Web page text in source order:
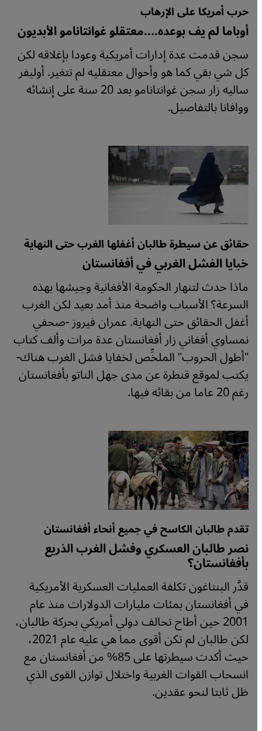
حرب أمريكا على الإرهاب
أوباما لم يف بوعده....معتقلو غوانتانامو الأبديون
سجن قدمت عدة إدارات أمريكية وعودا بإغلاقه لكن
كل شي بقي كما هو وأحوال معتقليه لم تتغير. أوليفر
ساليه زار سجن غوانتانامو بعد 20 سنة على إنشائه
ووافانا بالتفاصيل.
حقائق عن سيطرة طالبان أغفلها الغرب حتى النهاية
خبايا الفشل الغربي في أفغانستان
ماذا حدث لتنهار الحكومة الأفغانية وجيشها بهذه
السرعة؟ الأسباب واضحة منذ أمد بعيد لكن الغرب
أغفل الحقائق حتى النهاية. عمران فيروز -صحفي
نمساوي أفغاني زار أفغانستان عدة مرات وألف كتاب
"أطول الحروب" الملخِّص لخفايا فشل الغرب هناك-
يكتب لموقع قنطرة عن مدى جهل الناتو بأفغانستان
رغم 20 عاما من بقائه فيها.
تقدم طالبان الكاسح في جميع أنحاء أفغانستان
نصر طالبان العسكري وفشل الغرب الذريع
بأفغانستان؟
قدَّر البنتاغون تكلفة العمليات العسكرية الأمريكية
في أفغانستان بمئات مليارات الدولارات منذ عام
2001 حين أطاح تحالف دولي أمريكي بحركة طالبان،
لكن طالبان لم تكن أقوى مما هي عليه عام 2021،
حيث أكدت سيطرتها على 85% من أفغانستان مع
انسحاب القوات الغربية واختلال توازن القوى الذي
ظل ثابتا لنحو عقدين.